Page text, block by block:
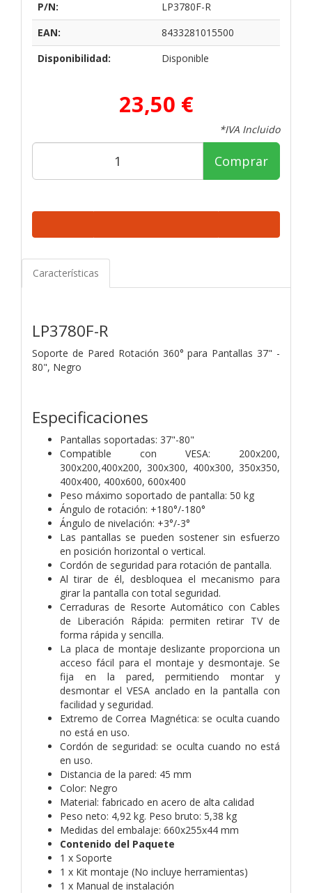
P/N:
LP3780F-R
EAN:
8433281015500
Disponibilidad:
Disponible
23,50 €
*IVA Incluido
Comprar
Características
LP3780F-R
Soporte de Pared Rotación 360° para Pantallas 37" -
80", Negro
Especificaciones
Pantallas soportadas: 37"-80"
Compatible con VESA: 200x200,
300x200,400x200, 300x300, 400x300, 350x350,
400x400, 400x600, 600x400
Peso máximo soportado de pantalla: 50 kg
Ángulo de rotación: +180°/-180°
Ángulo de nivelación: +3°/-3°
Las pantallas se pueden sostener sin esfuerzo
en posición horizontal o vertical.
Cordón de seguridad para rotación de pantalla.
Al tirar de él, desbloquea el mecanismo para
girar la pantalla con total seguridad.
Cerraduras de Resorte Automático con Cables
de Liberación Rápida: permiten retirar TV de
forma rápida y sencilla.
La placa de montaje deslizante proporciona un
acceso fácil para el montaje y desmontaje. Se
fija en la pared, permitiendo montar y
desmontar el VESA anclado en la pantalla con
facilidad y seguridad.
Extremo de Correa Magnética: se oculta cuando
no está en uso.
Cordón de seguridad: se oculta cuando no está
en uso.
Distancia de la pared: 45 mm
Color: Negro
Material: fabricado en acero de alta calidad
Peso neto: 4,92 kg. Peso bruto: 5,38 kg
Medidas del embalaje: 660x255x44 mm
Contenido del Paquete
1 x Soporte
1 x Kit montaje (No incluye herramientas)
1 x Manual de instalación